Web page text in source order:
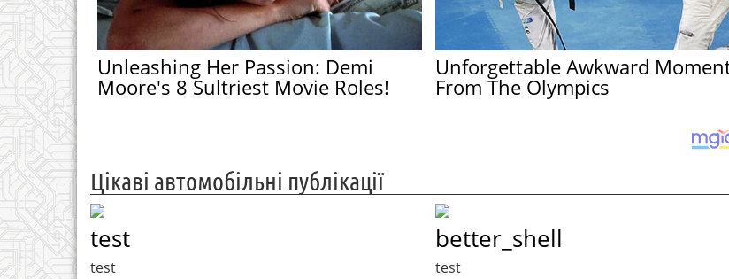
Unleashing Her Passion: Demi
Moore's 8 Sultriest Movie Roles!
Unforgettable Awkward
From The Olympics
Цікаві автомобільні публікації
test
test
better_shell
test